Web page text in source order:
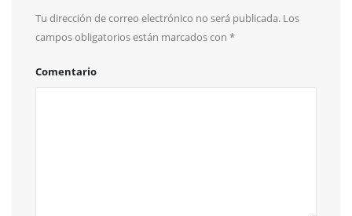
Tu dirección de correo electrónico no será publicada. Los
campos obligatorios están marcados con *
Comentario